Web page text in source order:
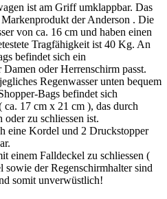
ist am Griff umklappbar. Das
der Anderson . Die
von ca. 16 cm und haben einen
Tragfähigkeit ist 40 Kg. An
befindet sich ein
oder Herrenschirm passt.
Regenwasser unten bequem
Bags befindet sich
ca. 17 cm x 21 cm ), das durch
oder zu schliessen ist.
eine Kordel und 2 Druckstopper
einem Falldeckel zu schliessen (
der Regenschirmhalter sind
somit unverwüstlich!